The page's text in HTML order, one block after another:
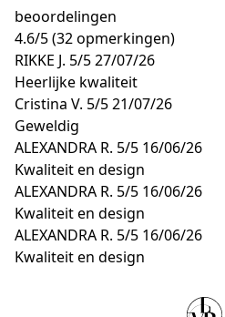
beoordelingen
4.6/5(32 opmerkingen)
RIKKE J. 5/527/07/26
Heerlijke kwaliteit
Cristina V. 5/521/07/26
Geweldig
ALEXANDRA R. 5/5 16/06/26
Kwaliteit en design
ALEXANDRA R. 5/5 16/06/26
Kwaliteit en design
ALEXANDRA R. 5/5 16/06/26
Kwaliteit en design